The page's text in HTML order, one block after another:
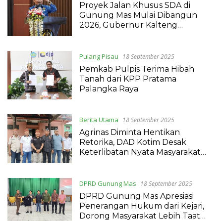
Proyek Jalan Khusus SDA di
Gunung Mas Mulai Dibangun
2026, Gubernur Kalteng
Pulang Pisau 18 September 2025
Pemkab Pulpis Terima Hibah
Tanah dari KPP Pratama
Palangka Raya
Berita Utama 18 September 2025
Agrinas Diminta Hentikan
Retorika, DAD Kotim Desak
Keterlibatan Nyata Masyarakat
DPRD Gunung Mas 18 September 2025
DPRD Gunung Mas Apresiasi
Penerangan Hukum dari Kejari,
Dorong Masyarakat Lebih Taat